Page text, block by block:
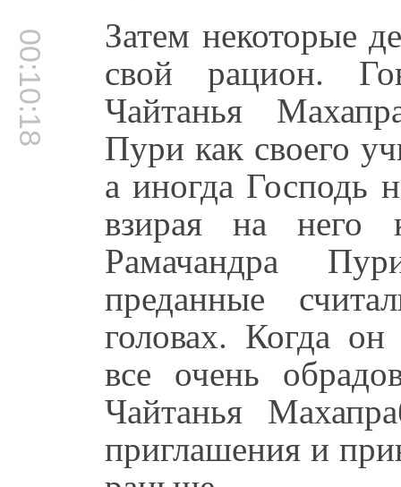
00:10:18 Затем некоторые
свой рацион.
Чайтанья
Пури как своего
а иногда Господь
взирая на него
Рамачандра
преданные
головах. Когда
все очень
Чайтанья
приглашения и